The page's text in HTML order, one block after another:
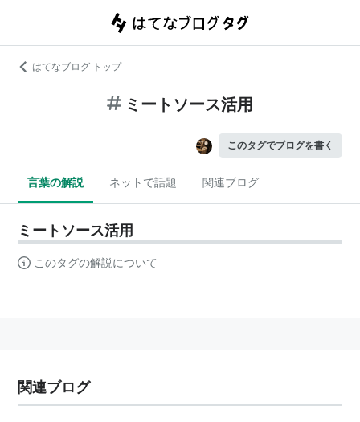
はてなブログ トップ
ミートソース活用
このタグでブログを書く
言葉の解説 ネットで話題 関連ブログ
ミートソース活用
このタグの解説について
関連ブログ